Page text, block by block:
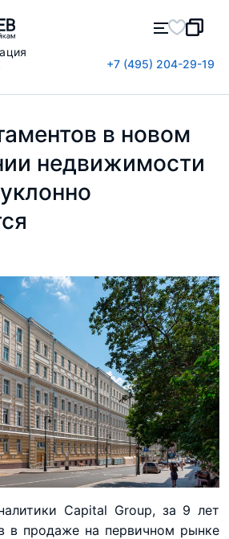
+7 (495) 204-29-19
в новом
недвижимости
Capital Group, за 9 лет
в продаже на первичном рынке